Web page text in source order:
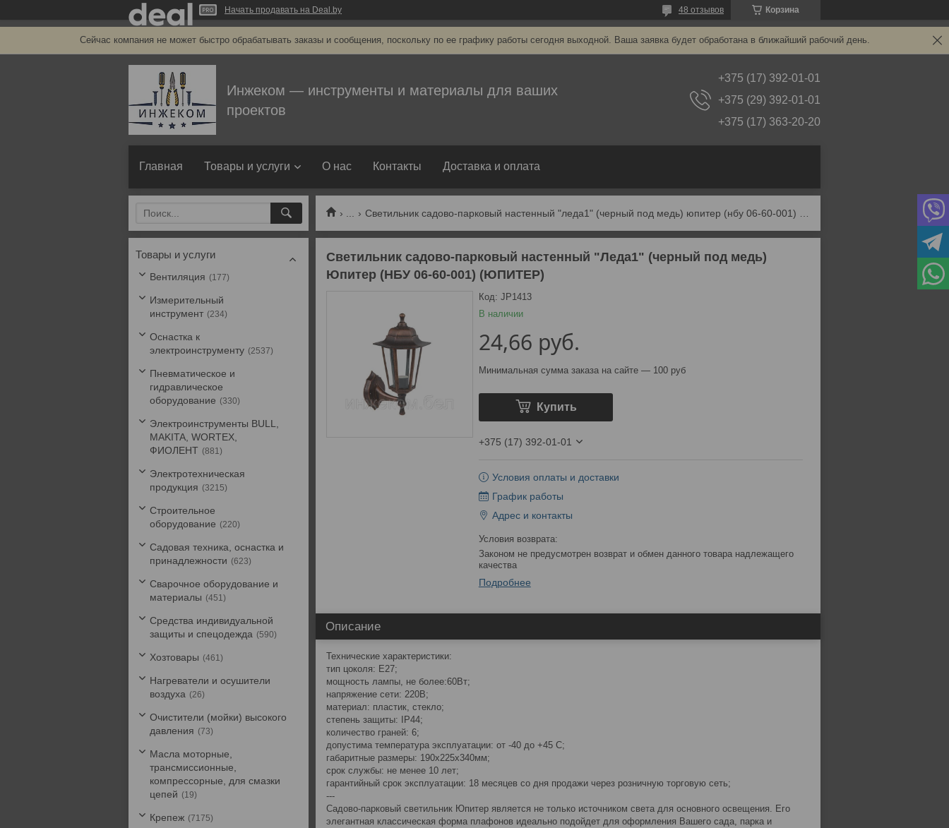
Начать продавать на Deal.by Корзина
48 отзывов
Сейчас компания не может быстро обрабатывать заказы и сообщения, поскольку по ее графику работы сегодня выходной. Ваша заявка будет обработана в ближайший рабочий день.
Инжеком — инструменты и материалы для ваших
проектов
+375 (17) 392-01-01
+375 (29) 392-01-01
+375 (17) 363-20-20
Главная Товары и услуги О нас Контакты Доставка и оплата
Светильник садово-парковый настенный "Леда1" (черный под медь)
Юпитер (НБУ 06-60-001) (ЮПИТЕР)
В наличии
Код: JP1413
24,66 руб.
Минимальная сумма заказа на сайте — 100 руб
Купить
+375 (17) 392-01-01
Условия оплаты и доставки
График работы
Адрес и контакты
Законом не предусмотрен возврат и обмен данного товара надлежащего
качества
Подробнее
Описание
Технические характеристики:
тип цоколя: E27;
мощность лампы, не более:60Вт;
напряжение сети: 220В;
материал: пластик, стекло;
степень защиты: IP44;
количество граней: 6;
допустима температура эксплуатации: от -40 до +45 С;
габаритные размеры: 190х225х340мм;
срок службы: не менее 10 лет;
гарантийный срок эксплуатации: 18 месяцев со дня продажи через розничную торговую сеть;
---
Садово-парковый светильник Юпитер является не только источником света для основного освещения. Его
элегантная классическая форма плафонов идеально подойдет для оформления Вашего сада, парка и
Товары и услуги
Вентиляция 177
Измерительный
инструмент
234
Оснастка к
электроинструменту
2537
Пневматическое и
гидравлическое
оборудование
330
Электроинструменты BULL,
MAKITA, WORTEX,
ФИОЛЕНТ
881
Электротехническая
продукция
3215
Строительное
оборудование
220
Садовая техника, оснастка и
принадлежности
623
Сварочное оборудование и
материалы
451
Средства индивидуальной
защиты и спецодежда
590
Хозтовары 461
Нагреватели и осушители
воздуха
26
Очистители (мойки) высокого
давления
73
Масла моторные,
трансмиссионные,
компрессорные, для смазки
цепей
19
Крепеж 7175